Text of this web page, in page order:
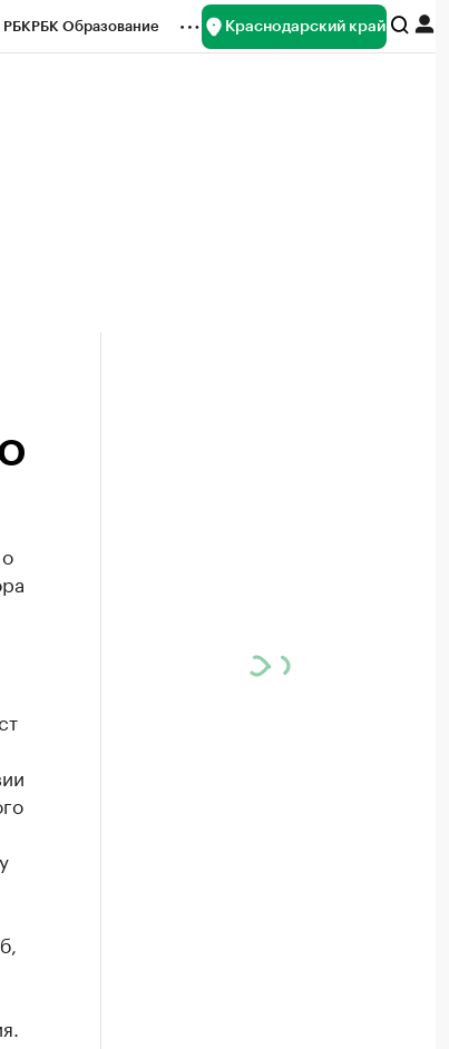
РБКРБК Образование Краснодарский край